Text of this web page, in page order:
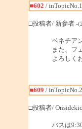
■602 /
□投稿者/ 新参者 -
ベネチア
また、フ
よろしく
■609 /
□投稿者/
バスは